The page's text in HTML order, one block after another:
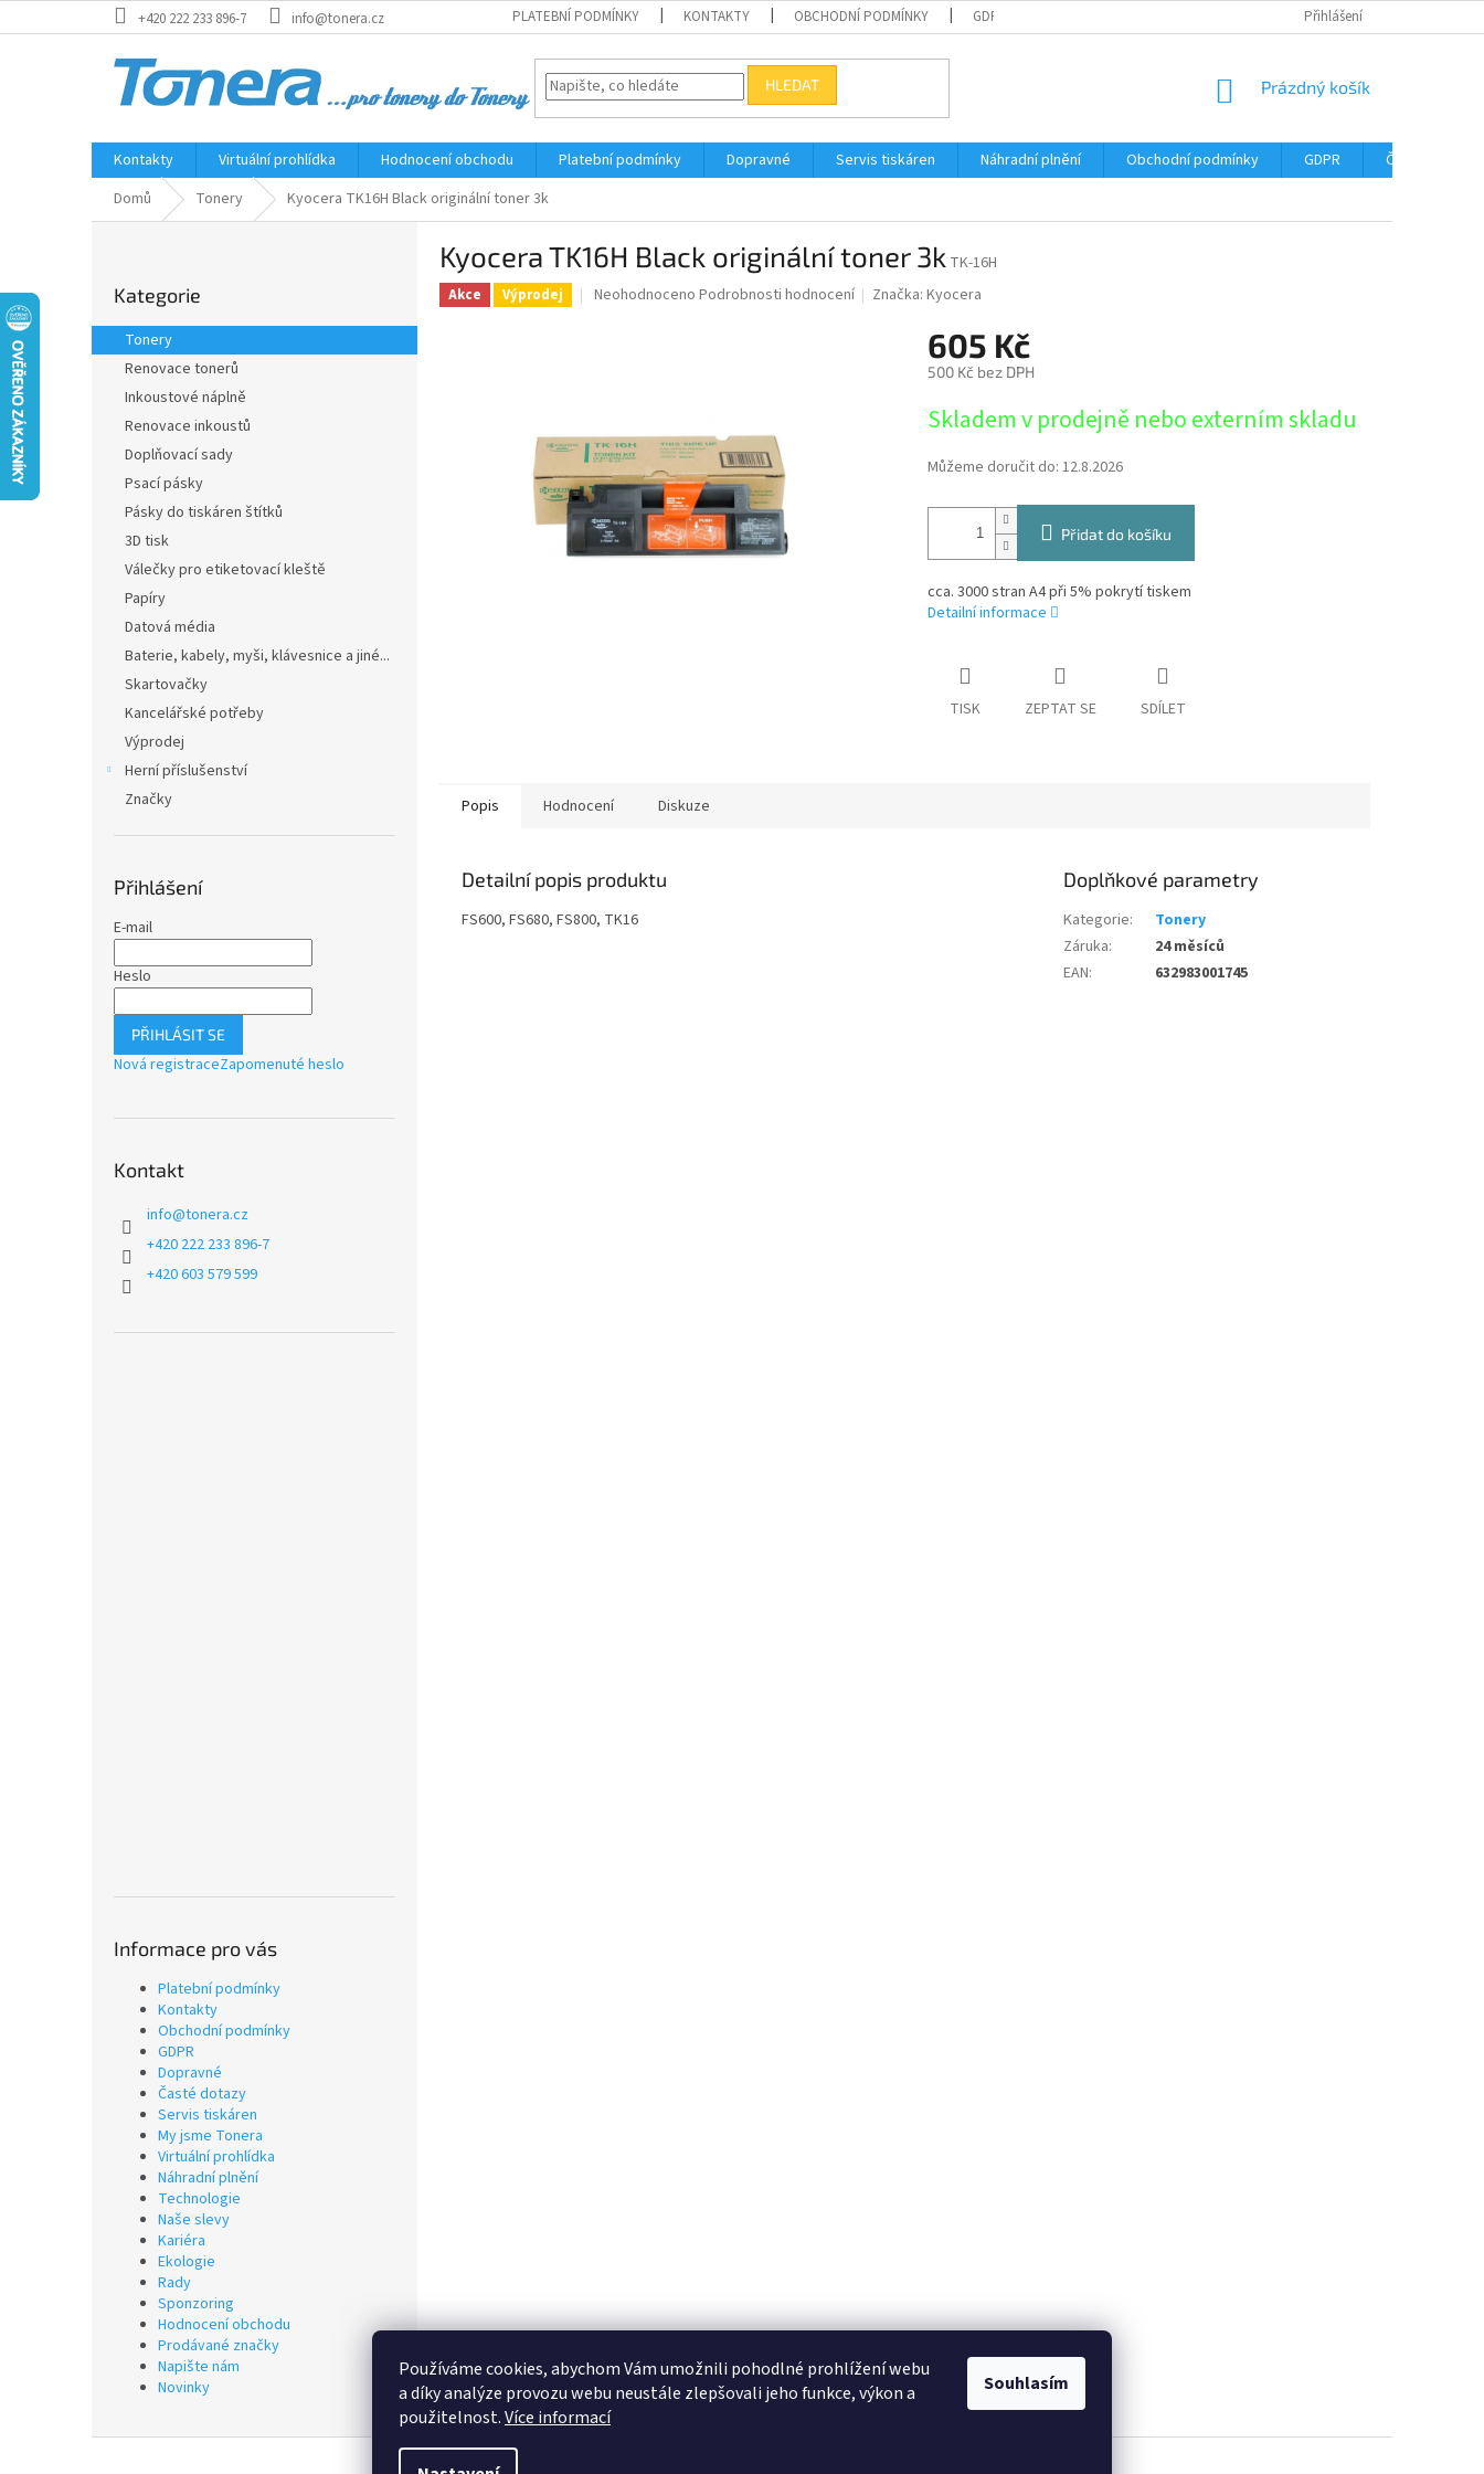
Používáme cookies, abychom Vám umožnili pohodlné prohlížení webu
a díky analýze provozu webu neustále zlepšovali jeho funkce, výkon a
použitelnost.Více informací
Souhlasím
na
+420 222 233 896-7 info@tonera.cz PLATEBNÍ PODMÍNKY KONTAKTY OBCHODNÍ PODMÍNKY GDPR SERVIS TISKÁREN
Přihlášení
HLEDAT
NÁKUPNÍ
Prázdný košík
Kontakty Virtuální prohlídka Hodnocení obchodu Platební podmínky Dopravné Servis tiskáren Náhradní plnění Obchodní podmínky GDPR
Časté dotazy
Domů
Tonery Kyocera TK16H Black originální toner 3k
r
a
kategorie
Kategorie
Tonery
Renovace tonerů
Inkoustové náplně
Renovace inkoustů
Doplňovací sady
Psací pásky
Pásky do tiskáren štítků
3D tisk
Válečky pro etiketovací kleště
Papíry
Datová média
Baterie, kabely, myši, klávesnice a jiné...
Skartovačky
Kancelářské potřeby
Výprodej
Herní příslušenství
Značky
Přihlášení
E-mail
Heslo
PŘIHLÁSIT SE
Nová registraceZapomenuté heslo
Kontakt
info@tonera.cz
+420 222 233 896-7
+420 603 579 599
Informace pro vás
Platební podmínky
Kontakty
Obchodní podmínky
GDPR
Dopravné
Časté dotazy
Servis tiskáren
My jsme Tonera
Virtuální prohlídka
Náhradní plnění
Technologie
Naše slevy
Kariéra
Ekologie
Rady
Sponzoring
Hodnocení obchodu
Prodávané značky
Napište nám
Novinky
Kyocera TK16H Black originální toner 3k TK-16H
Akce Výprodej
Průměrné
hvězdiček.
Neohodnoceno Podrobnosti hodnocení Značka:Kyocera
605 Kč
500 Kč bez DPH
cena:
Skladem v prodejně nebo externím skladu
Můžeme doručit do: 12.8.2026
Přidat do košíku
cca. 3000 stran A4 při 5% pokrytí tiskem
Detailní informace
TISK ZEPTAT SE SDÍLET
Popis Hodnocení Diskuze
Detailní popis produktu
FS600, FS680, FS800, TK16
Doplňkové parametry
Kategorie:
Tonery
Záruka:
24 měsíců
EAN: 632983001745